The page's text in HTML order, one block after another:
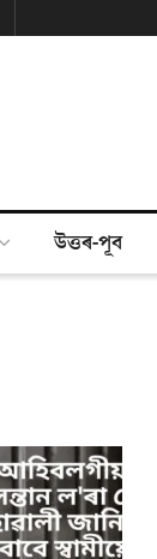
উত্তৰ-পূব